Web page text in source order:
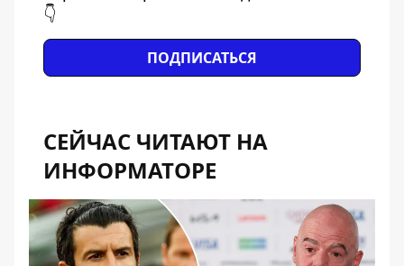
👇
ПОДПИСАТЬСЯ
СЕЙЧАС ЧИТАЮТ НА
ИНФОРМАТОРЕ